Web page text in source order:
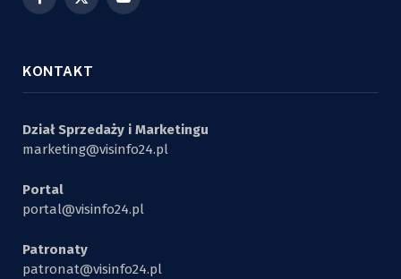
Facebook
X
YouTube
KONTAKT
Dział Sprzedaży i Marketingu
marketing@visinfo24.pl
Portal
portal@visinfo24.pl
Patronaty
patronat@visinfo24.pl